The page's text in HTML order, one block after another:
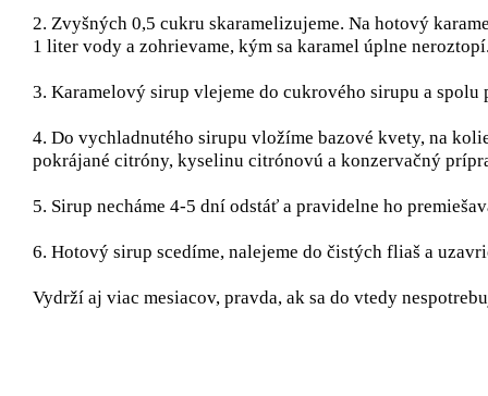
2. Zvyšných 0,5 cukru skaramelizujeme. Na hotový
1 liter vody a zohrievame, kým sa karamel úplne
3. Karamelový sirup vlejeme do cukrového sirupu a spolu
4. Do vychladnutého sirupu vložíme bazové kvety, na
pokrájané citróny, kyselinu citrónovú a konzervačný
5. Sirup necháme 4-5 dní odstáť a pravidelne ho
6. Hotový sirup scedíme, nalejeme do čistých fliaš a
Vydrží aj viac mesiacov, pravda, ak sa do vtedy